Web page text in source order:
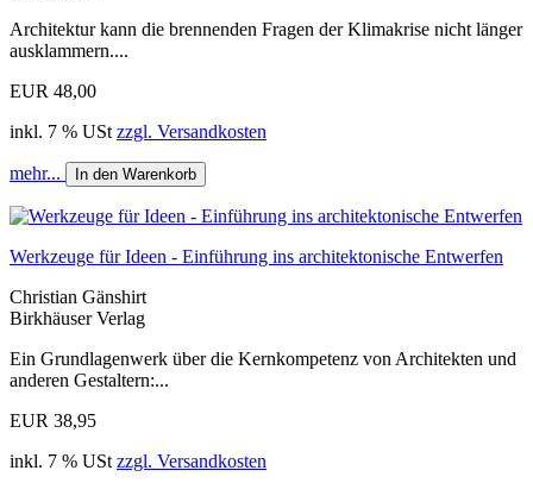
Architektur kann die brennenden Fragen der Klimakrise nicht länger
ausklammern....
EUR 48,00
inkl. 7 % USt zzgl. Versandkosten
mehr... In den Warenkorb
Werkzeuge für Ideen - Einführung ins architektonische Entwerfen
Christian Gänshirt
Birkhäuser Verlag
Ein Grundlagenwerk über die Kernkompetenz von Architekten und
anderen Gestaltern:...
EUR 38,95
inkl. 7 % USt zzgl. Versandkosten